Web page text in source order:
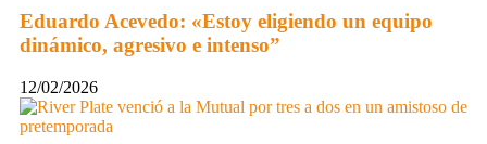
Eduardo Acevedo: «Estoy eligiendo un equipo
dinámico, agresivo e intenso”
12/02/2026